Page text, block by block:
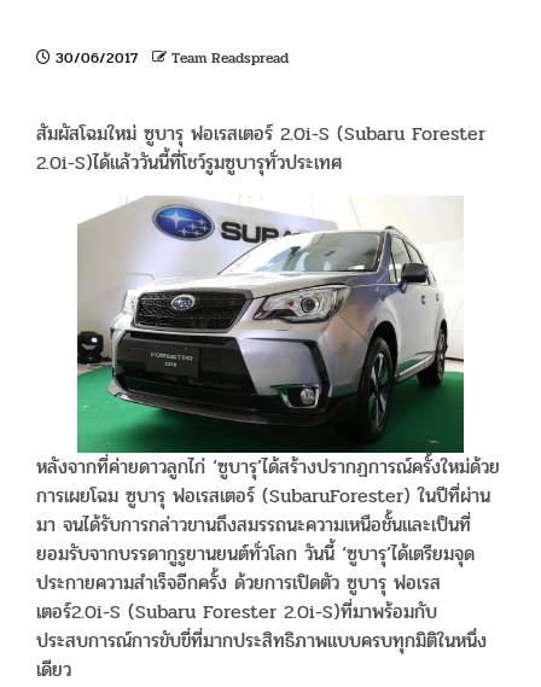
30/06/2017 Team Readspread
สัมผัสโฉมใหม่ ซูบารุ ฟอเรสเตอร์ 2.0i-S (Subaru Forester
2.0i-S)ได้แล้ววันนี้ที่โชว์รูมซูบารุทั่วประเทศ
หลังจากที่ค่ายดาวลูกไก่ ‘ซูบารุ’ได้สร้างปรากฏการณ์ครั้งใหม่ด้วย
การเผยโฉม ซูบารุ ฟอเรสเตอร์ (SubaruForester) ในปีที่ผ่าน
มา จนได้รับการกล่าวขานถึงสมรรถนะความเหนือชั้นและเป็นที่
ยอมรับจากบรรดากูรูยานยนต์ทั่วโลก วันนี้ ‘ซูบารุ’ได้เตรียมจุด
ประกายความสำเร็จอีกครั้ง ด้วยการเปิดตัว ซูบารุ ฟอเรส
เตอร์2.0i-S (Subaru Forester 2.0i-S)ที่มาพร้อมกับ
ประสบการณ์การขับขี่ที่มากประสิทธิภาพแบบครบทุกมิติในหนึ่ง
เดียว